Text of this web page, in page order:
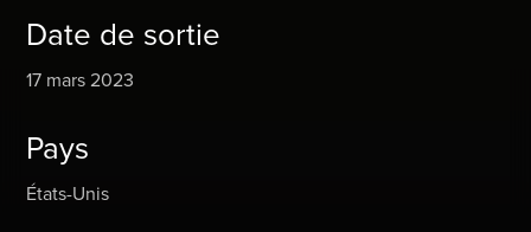
Date de sortie
17 mars 2023
Pays
États-Unis